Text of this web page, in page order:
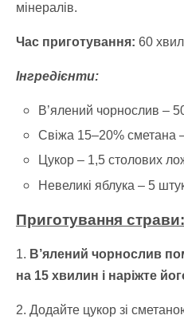
мінералів.
Час приготування: 60
Інгредієнти:
В’ялений чорнослив –
Свіжа 15–20% сметана
Цукор – 1,5 столових
Невеликі яблука – 5
Приготування страви:
1. В’ялений чорнослив
на 15 хвилин і наріжте
2. Додайте цукор зі